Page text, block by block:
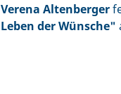
Verena Altenberger
Leben der Wünsche"